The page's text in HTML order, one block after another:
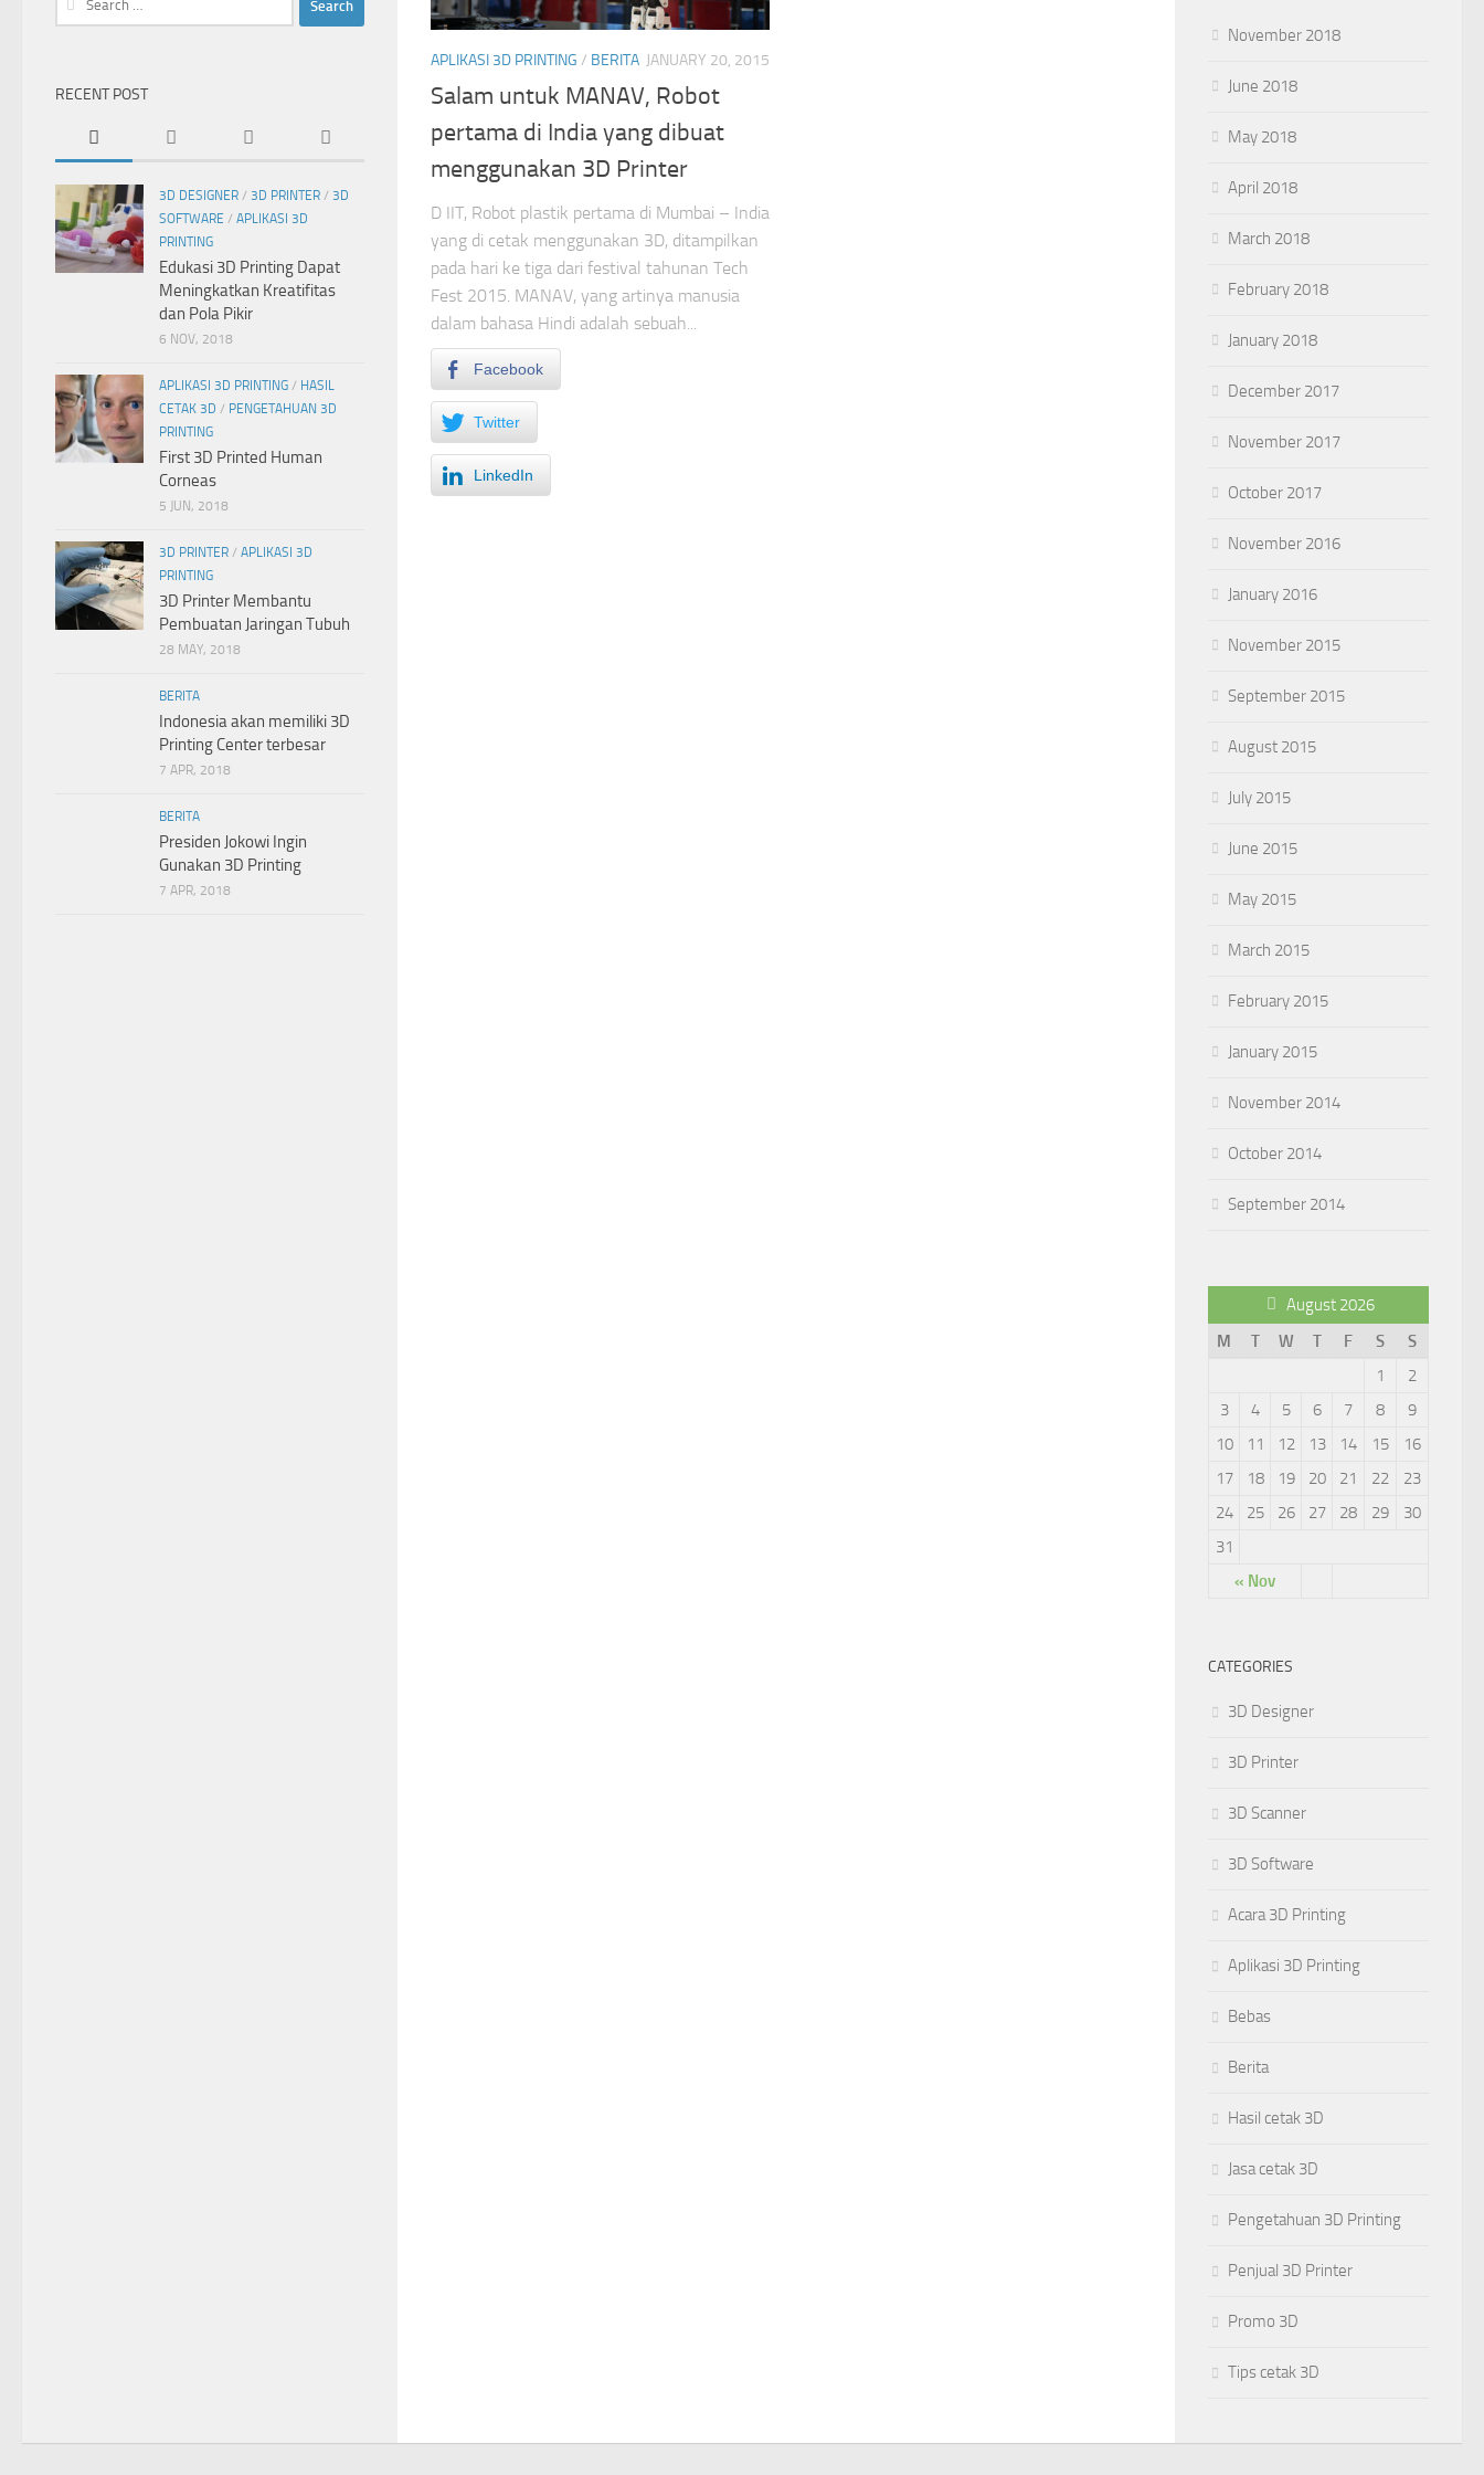
APLIKASI 3D PRINTING / BERITA JANUARY 20, 2015
Salam untuk MANAV, Robot
pertama di India yang dibuat
menggunakan 3D Printer
D IIT, Robot plastik pertama di Mumbai – India
yang di cetak menggunakan 3D, ditampilkan
pada hari ke tiga dari festival tahunan Tech
Fest 2015. MANAV, yang artinya manusia
dalam bahasa Hindi adalah sebuah...
Facebook
Twitter
LinkedIn
for:
RECENT POST
3D DESIGNER / 3D PRINTER / 3D
SOFTWARE / APLIKASI 3D
PRINTING
Edukasi 3D Printing Dapat
Meningkatkan Kreatifitas
dan Pola Pikir
6 NOV, 2018
APLIKASI 3D PRINTING / HASIL
CETAK 3D / PENGETAHUAN 3D
PRINTING
First 3D Printed Human
Corneas
5 JUN, 2018
3D PRINTER / APLIKASI 3D
PRINTING
3D Printer Membantu
Pembuatan Jaringan Tubuh
28 MAY, 2018
BERITA
Indonesia akan memiliki 3D
Printing Center terbesar
7 APR, 2018
BERITA
Presiden Jokowi Ingin
Gunakan 3D Printing
7 APR, 2018
November 2018
June 2018
May 2018
April 2018
March 2018
February 2018
January 2018
December 2017
November 2017
October 2017
November 2016
January 2016
November 2015
September 2015
August 2015
July 2015
June 2015
May 2015
March 2015
February 2015
January 2015
November 2014
October 2014
September 2014
August 2026
M
T W T F S S
« Nov
1
2
3
4 5 6 7 8
9
10
11 12 13 14 15
16
17
18 19 20 21 22
23
24
25 26 27 28 29
30
31
CATEGORIES
3D Designer
3D Printer
3D Scanner
3D Software
Acara 3D Printing
Aplikasi 3D Printing
Bebas
Berita
Hasil cetak 3D
Jasa cetak 3D
Pengetahuan 3D Printing
Penjual 3D Printer
Promo 3D
Tips cetak 3D